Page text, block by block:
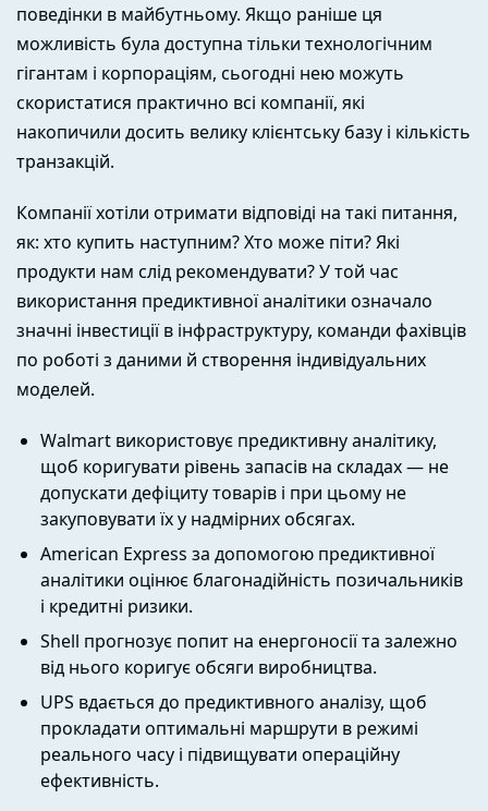
поведінки в майбутньому. Якщо раніше ця
можливість була доступна тільки технологічним
гігантам і корпораціям, сьогодні нею можуть
скористатися практично всі компанії, які
накопичили досить велику клієнтську базу і кількість
транзакцій.
Компанії хотіли отримати відповіді на такі питання,
як: хто купить наступним? Хто може піти? Які
продукти нам слід рекомендувати? У той час
використання предиктивної аналітики означало
значні інвестиції в інфраструктуру, команди фахівців
по роботі з даними й створення індивідуальних
моделей.
Walmart використовує предиктивну аналітику,
щоб коригувати рівень запасів на складах — не
допускати дефіциту товарів і при цьому не
закуповувати їх у надмірних обсягах.
American Express за допомогою предиктивної
аналітики оцінює благонадійність позичальників
і кредитні ризики.
Shell прогнозує попит на енергоносії та залежно
від нього коригує обсяги виробництва.
UPS вдається до предиктивного аналізу, щоб
прокладати оптимальні маршрути в режимі
реального часу і підвищувати операційну
ефективність.